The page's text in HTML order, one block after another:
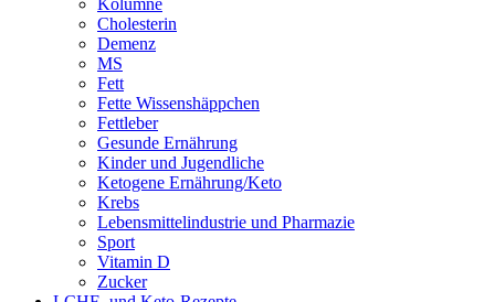
Kolumne
Cholesterin
Demenz
MS
Fett
Fette Wissenshäppchen
Fettleber
Gesunde Ernährung
Kinder und Jugendliche
Ketogene Ernährung/Keto
Krebs
Lebensmittelindustrie und Pharmazie
Sport
Vitamin D
Zucker